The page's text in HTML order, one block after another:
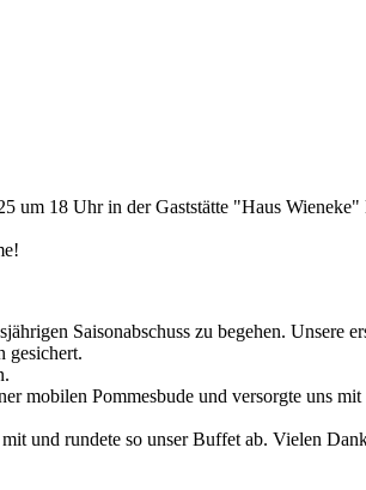
um 18 Uhr in der Gaststätte "Haus
Saisonabschuss zu begehen. Unsere
gesichert.
mobilen Pommesbude und versorgte uns
und rundete so unser Buffet ab. Vielen